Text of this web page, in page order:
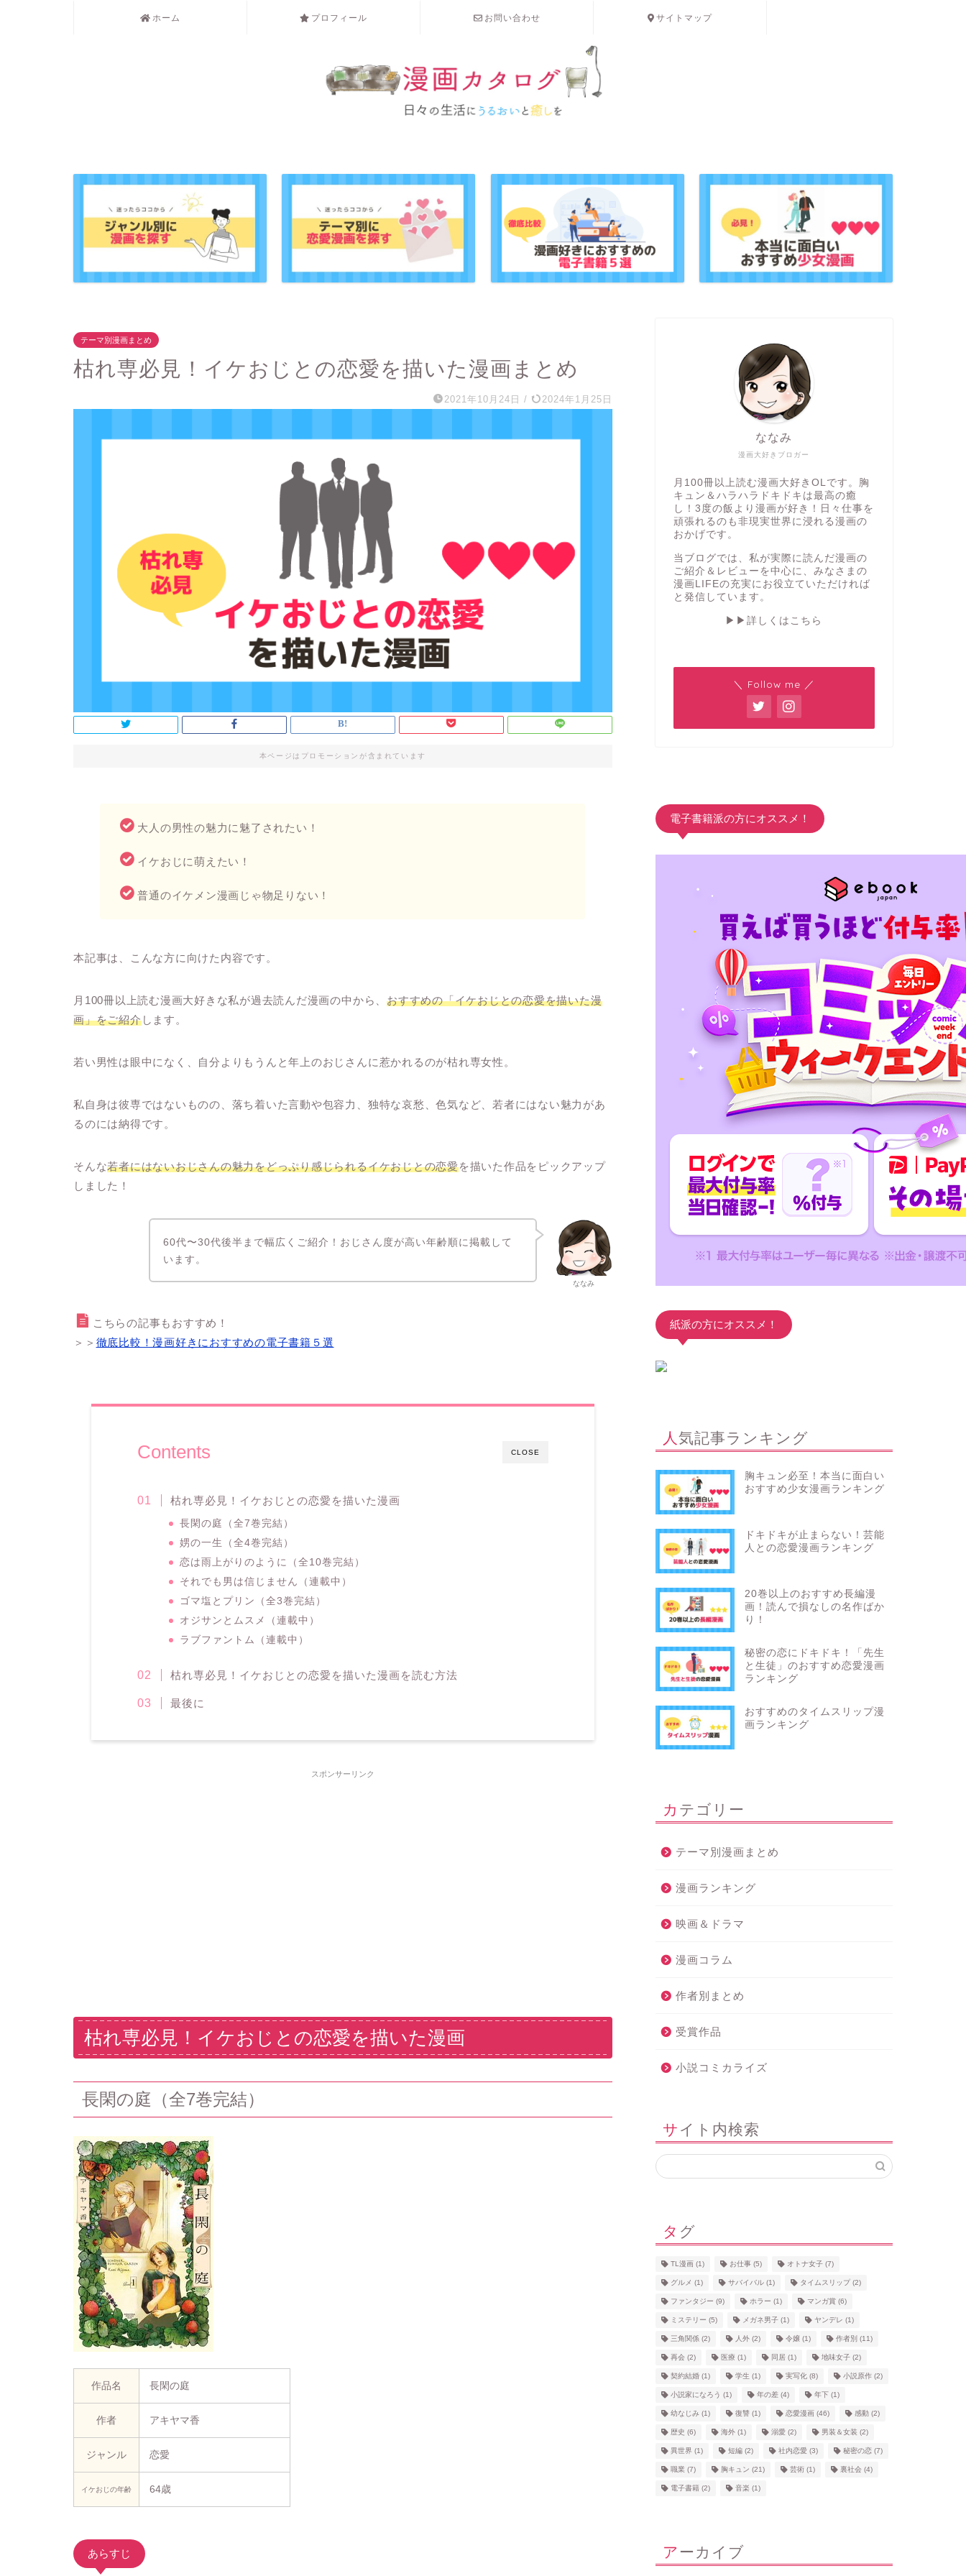
ホーム プロフィール お問い合わせ サイトマップ
テーマ別漫画まとめ
枯れ専必見！イケおじとの恋愛を描いた漫画まとめ
2021年10月24日 / 2024年1月25日
本ページはプロモーションが含まれています
大人の男性の魅力に魅了されたい！
イケおじに萌えたい！
普通のイケメン漫画じゃ物足りない！
本記事は、こんな方に向けた内容です。
月100冊以上読む漫画大好きな私が過去読んだ漫画の中から、おすすめの「イケおじとの恋愛を描いた漫
画」をご紹介します。
若い男性は眼中になく、自分よりもうんと年上のおじさんに惹かれるのが枯れ専女性。
私自身は彼専ではないものの、落ち着いた言動や包容力、独特な哀愁、色気など、若者にはない魅力があ
るのには納得です。
そんな若者にはないおじさんの魅力をどっぷり感じられるイケおじとの恋愛を描いた作品をピックアップ
しました！
ななみ
60代〜30代後半まで幅広くご紹介！おじさん度が高い年齢順に掲載して
います。
こちらの記事もおすすめ！
＞＞ 徹底比較！漫画好きにおすすめの電子書籍５選
CLOSE
Contents
枯れ専必見！イケおじとの恋愛を描いた漫画
長閑の庭（全7巻完結）
娚の一生（全4巻完結）
恋は雨上がりのように（全10巻完結）
それでも男は信じません（連載中）
ゴマ塩とプリン（全3巻完結）
オジサンとムスメ（連載中）
ラブファントム（連載中）
枯れ専必見！イケおじとの恋愛を描いた漫画を読む方法
最後に
スポンサーリンク
枯れ専必見！イケおじとの恋愛を描いた漫画
長閑の庭（全7巻完結）
作品名 長閑の庭
作者 アキヤマ香
ジャンル 恋愛
イケおじの年齢 64歳
あらすじ
漫画大好きブロガー
ななみ
月100冊以上読む漫画大好きOLです。胸
キュン＆ハラハラドキドキは最高の癒
し！3度の飯より漫画が好き！日々仕事を
頑張れるのも非現実世界に浸れる漫画の
おかげです。
当ブログでは、私が実際に読んだ漫画の
ご紹介＆レビューを中心に、みなさまの
漫画LIFEの充実にお役立ていただければ
と発信しています。
▶︎▶︎詳しくはこちら
＼ Follow me ／
電子書籍派の方にオススメ！
紙派の方にオススメ！
人気記事ランキング
胸キュン必至！本当に面白い
おすすめ少女漫画ランキング
ドキドキが止まらない！芸能
人との恋愛漫画ランキング
20巻以上のおすすめ長編漫
画！読んで損なしの名作ばか
り！
秘密の恋にドキドキ！「先生
と生徒」のおすすめ恋愛漫画
ランキング
おすすめのタイムスリップ漫
画ランキング
カテゴリー
テーマ別漫画まとめ
漫画ランキング
映画＆ドラマ
漫画コラム
作者別まとめ
受賞作品
小説コミカライズ
サイト内検索
タグ
TL漫画 (1) お仕事(5) オトナ女子(7)
グルメ (1) サバイバル(1) タイムスリップ(2)
ファンタジー (9) ホラー (1) マンガ賞(6)
ミステリー (5) メガネ男子(1) ヤンデレ (1)
三角関係(2) 人外(2) 令嬢(1) 作者別 (11)
再会(2) 医療(1) 同居(1) 地味女子(2)
契約結婚(1) 学生 (1) 実写化(8) 小説原作(2)
小説家になろう (1) 年の差(4) 年下 (1)
幼なじみ(1) 復讐(1) 恋愛漫画 (46) 感動(2)
歴史 (6) 海外(1) 溺愛(2) 男装＆女装 (2)
異世界 (1) 短編(2) 社内恋愛(3) 秘密の恋(7)
職業 (7) 胸キュン (21) 芸術(1) 裏社会(4)
電子書籍(2) 音楽 (1)
アーカイブ